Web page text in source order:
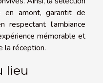
en amont, garantit de
l’ambiance
mémorable et
la réception.
lieu